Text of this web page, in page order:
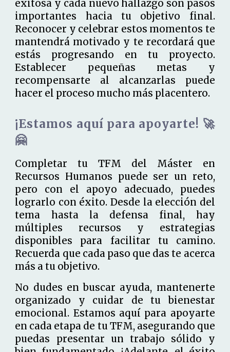
exitosa y cada nuevo hallazgo son pasos
importantes hacia tu objetivo final.
Reconocer y celebrar estos momentos te
mantendrá motivado y te recordará que
estás progresando en tu proyecto.
Establecer pequeñas metas y
recompensarte al alcanzarlas puede
hacer el proceso mucho más placentero.
¡Estamos aquí para apoyarte! 🚀
🤗
Completar tu TFM del Máster en
Recursos Humanos puede ser un reto,
pero con el apoyo adecuado, puedes
lograrlo con éxito. Desde la elección del
tema hasta la defensa final, hay
múltiples recursos y estrategias
disponibles para facilitar tu camino.
Recuerda que cada paso que das te acerca
más a tu objetivo.
No dudes en buscar ayuda, mantenerte
organizado y cuidar de tu bienestar
emocional. Estamos aquí para apoyarte
en cada etapa de tu TFM, asegurando que
puedas presentar un trabajo sólido y